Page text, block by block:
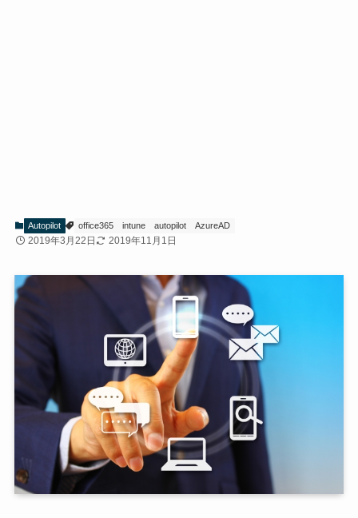
Autopilot office365 intune autopilot AzureAD
2019年3月22日 2019年11月1日